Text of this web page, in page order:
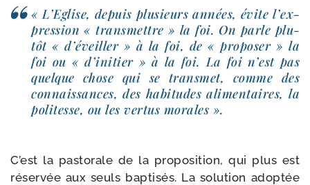
« L’Eglise, depuis plu­sieurs années, évite l’ex­
pres­sion « trans­mettre » la foi. On parle plu­
tôt « d’é­veiller » à la foi, de « pro­po­ser » la
foi ou « d’i­ni­tier » à la foi. La foi n’est pas
quelque chose qui se trans­met, comme des
connais­sances, des habi­tudes ali­men­taires, la
poli­tesse, ou les ver­tus morales ».
C’est la pas­to­rale de la pro­po­si­tion, qui plus est
réser­vée aux seuls bap­ti­sés. La solu­tion adop­tée